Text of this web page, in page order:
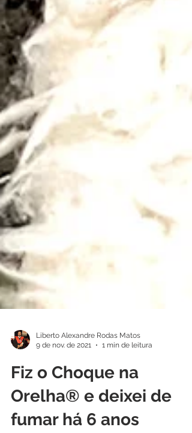
9 de nov. de 2021
1 min de leitura
Fiz o Choque na
Orelha®️ e deixei de